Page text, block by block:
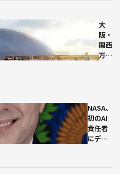
化へ
半導
体で
米エ
スペ
ジー
ズと
提携
大
阪・
関西
万博
融合
の展
示ブ
ー
NASA、
初のAI
責任者
にデイ